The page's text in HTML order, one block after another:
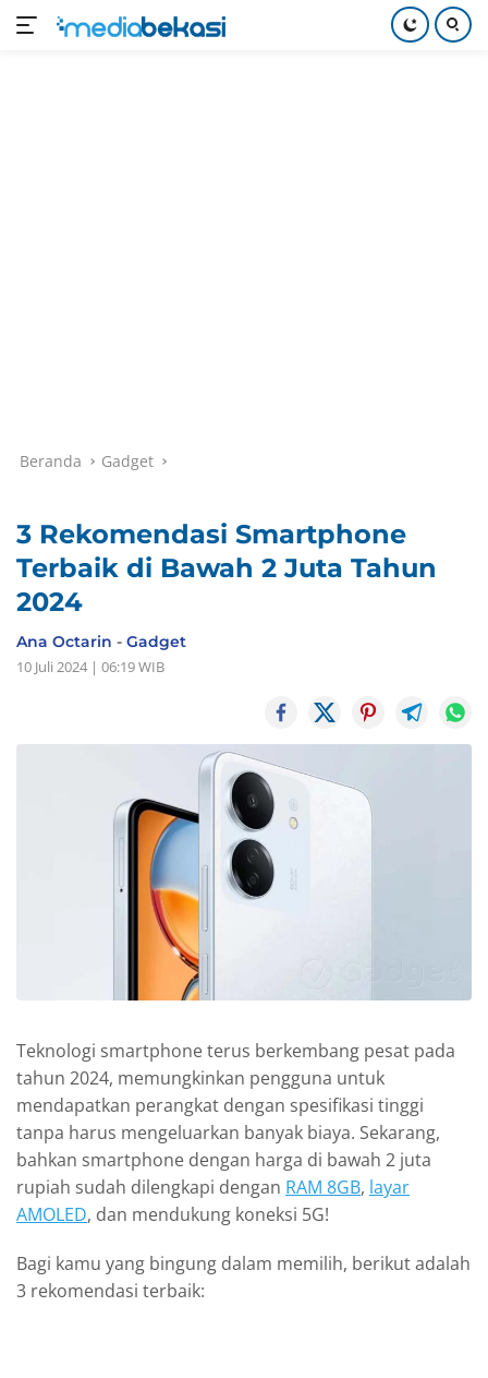
Beranda Gadget
3 Rekomendasi Smartphone
Terbaik di Bawah 2 Juta Tahun
2024
Ana Octarin - Gadget
10 Juli 2024 | 06:19 WIB
Teknologi smartphone terus berkembang pesat pada
tahun 2024, memungkinkan pengguna untuk
mendapatkan perangkat dengan spesifikasi tinggi
tanpa harus mengeluarkan banyak biaya. Sekarang,
bahkan smartphone dengan harga di bawah 2 juta
rupiah sudah dilengkapi dengan RAM 8GB, layar
AMOLED, dan mendukung koneksi 5G!
Bagi kamu yang bingung dalam memilih, berikut adalah
3 rekomendasi terbaik: